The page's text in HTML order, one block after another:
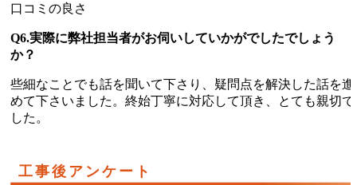
口コミの良さ
Q6.実際に弊社担当者がお伺いしていかがでしたでしょう
か？
些細なことでも話を聞いて下さり、疑問点を解決した話を進
めて下さいました。終始丁寧に対応して頂き、とても親切で
した。
工事後アンケート